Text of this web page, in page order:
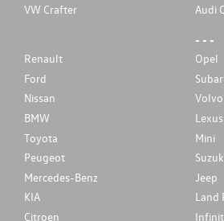
VW Crafter
Audi
Renault
Ford
Nissan
BMW
Toyota
Peugeot
Mercedes-Benz
KIA
Citroen
- - -
Opel
Volvo
Lexus
Mini
Jeep
Land